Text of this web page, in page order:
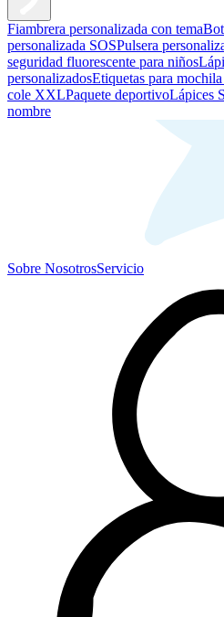
Fiambrera personalizada con tema
personalizada SOSPulsera
seguridad fluorescente para niños
personalizadosEtiquetas para
cole XXLPaquete deportivoLápices
nombre
Sobre NosotrosServicio